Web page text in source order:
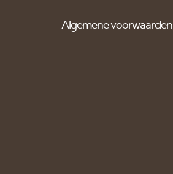
Algemene voorwaarden